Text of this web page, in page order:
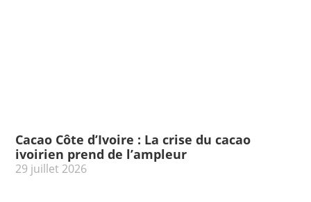
Cacao Côte d’Ivoire : La crise du cacao
ivoirien prend de l’ampleur
29 juillet 2026